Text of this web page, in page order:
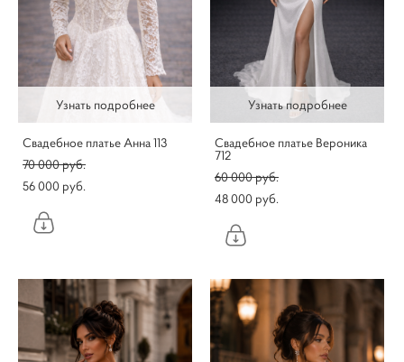
Узнать подробнее
Свадебное платье Анна 113
70 000 pуб.
56 000 pуб.
Узнать подробнее
Свадебное платье Вероника
712
60 000 pуб.
48 000 pуб.